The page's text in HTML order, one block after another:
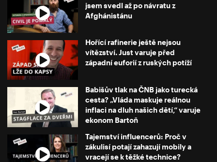
jsem svedl až po návratu z
Afghánistánu
Hořící rafinerie ještě nejsou
vítězství. Just varuje před
západní euforií z ruských potíží
Babišův tlak na ČNB jako turecká
cesta? „Vláda maskuje reálnou
inflaci na dluh našich dětí,“ varuje
ekonom Bartoň
Tajemství influencerů: Proč v
zákulisí potají zahazují mobily a
vracejí se k těžké technice?